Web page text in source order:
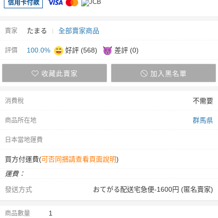
信用卡付款
賣家 たまる 全部賣家商品
評價 100.0% 好評 (568) 差評 (0)
收藏此賣家 加入黑名單
消費稅 不需要
商品所在地 群馬県
日本當地運費
買方付運費(可否同捆請查看頁面說明)
運費：
發送方式
おてがる配送宅急便-1600円 (匿名賣家)
商品數量 1